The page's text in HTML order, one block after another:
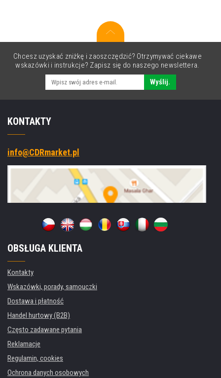
purpurowy
(magenta)
Chcesz uzyskać zniżkę i zaoszczędzić? Otrzymywać ciekawe
wskazówki i instrukcje? Zapisz się do naszego newslettera.
Wyślij.
KONTAKTY
info@CDRmarket.pl
OBSŁUGA KLIENTA
Kontakty
Wskazówki, porady, samouczki
Dostawa i płatność
Handel hurtowy (B2B)
Często zadawane pytania
Reklamacje
Regulamin, cookies
Ochrona danych osobowych